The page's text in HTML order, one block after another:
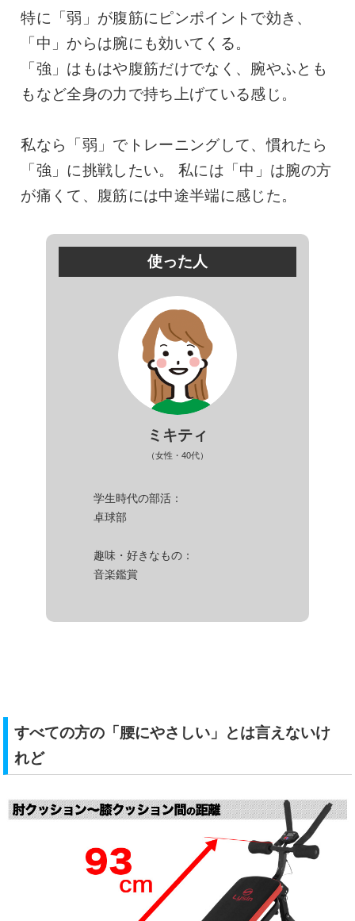
特に「弱」が腹筋にピンポイントで効き、
「中」からは腕にも効いてくる。
「強」はもはや腹筋だけでなく、腕やふとも
もなど全身の力で持ち上げている感じ。
私なら「弱」でトレーニングして、慣れたら
「強」に挑戦したい。 私には「中」は腕の方
が痛くて、腹筋には中途半端に感じた。
使った人
ミキティ
（女性・40代）
学生時代の部活：
卓球部
趣味・好きなもの：
音楽鑑賞
すべての方の「腰にやさしい」とは言えないけ
れど